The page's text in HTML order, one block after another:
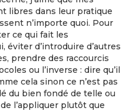
libres dans leur pratique
n’importe quoi. Pour
ce qui fait les
éviter d’introduire d’autres
prendre des raccourcis
ou l’inverse : dire qu’il
cela sinon ce n’est pas
du bien fondé de telle ou
de l’appliquer plutôt que